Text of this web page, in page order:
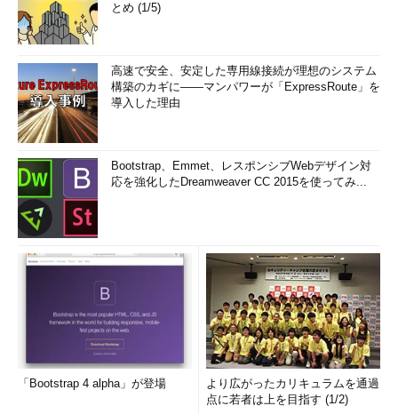
とめ (1/5)
高速で安全、安定した専用線接続が理想のシステム
構築のカギに――マンパワーが「ExpressRoute」を
導入した理由
Bootstrap、Emmet、レスポンシブWebデザイン対
応を強化したDreamweaver CC 2015を使ってみ...
「Bootstrap 4 alpha」が登場
より広がったカリキュラムを通過
点に若者は上を目指す (1/2)